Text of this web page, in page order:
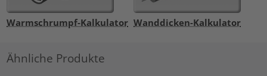
Warmschrumpf-Kalkulator Wanddicken-Kalkulator
Ähnliche Produkte